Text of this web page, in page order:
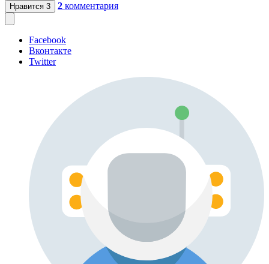
Нравится 3 2 комментария
Facebook
Вконтакте
Twitter